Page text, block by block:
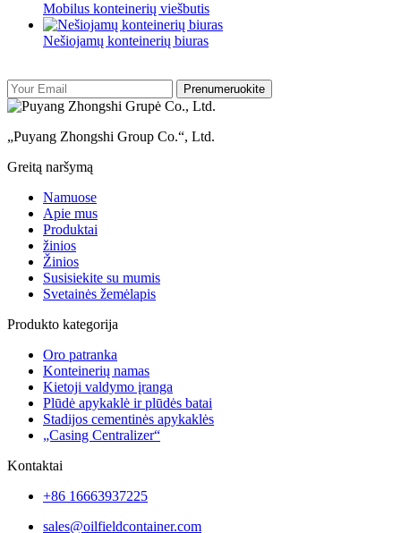
Mobilus konteinerių viešbutis
Nešiojamų konteinerių biuras
Prenumeruokite
„Puyang Zhongshi Group Co.“, Ltd.
Greitą naršymą
Namuose
Apie mus
Produktai
žinios
Žinios
Susisiekite su mumis
Svetainės žemėlapis
Produkto kategorija
Oro patranka
Konteinerių namas
Kietoji valdymo įranga
Plūdė apykaklė ir plūdės batai
Stadijos cementinės apykaklės
„Casing Centralizer“
Kontaktai
+86 16663937225
sales@oilfieldcontainer.com